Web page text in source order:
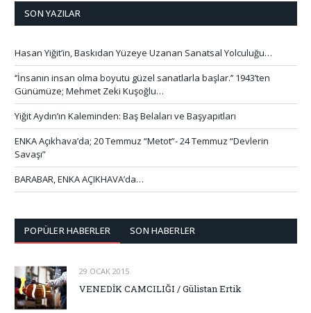
SON YAZILAR
Hasan Yiğit’in, Baskıdan Yüzeye Uzanan Sanatsal Yolculuğu…
‘’İnsanın insan olma boyutu güzel sanatlarla başlar.’’ 1943’ten
Günümüze; Mehmet Zeki Kuşoğlu…
Yiğit Aydın’ın Kaleminden: Baş Belaları ve Başyapıtları
ENKA Açıkhava’da; 20 Temmuz “Metot”- 24 Temmuz “Devlerin
Savaşı”
BARABAR, ENKA AÇIKHAVA’da…
POPÜLER HABERLER SON HABERLER
29 OCAK 2015
VENEDİK CAMCILIĞI / Gülistan Ertik